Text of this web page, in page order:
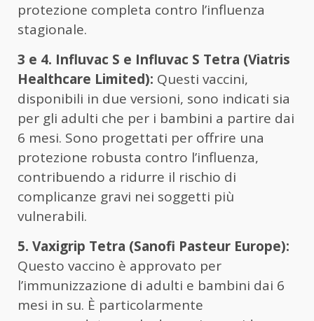
protezione completa contro l’influenza
stagionale.
3 e 4. Influvac S e Influvac S Tetra (Viatris
Healthcare Limited): Questi vaccini,
disponibili in due versioni, sono indicati sia
per gli adulti che per i bambini a partire dai
6 mesi. Sono progettati per offrire una
protezione robusta contro l’influenza,
contribuendo a ridurre il rischio di
complicanze gravi nei soggetti più
vulnerabili.
5. Vaxigrip Tetra (Sanofi Pasteur Europe):
Questo vaccino è approvato per
l’immunizzazione di adulti e bambini dai 6
mesi in su. È particolarmente